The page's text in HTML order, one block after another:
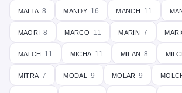
malta 8 mandy 16 manch 11
maori 8 marco 11 marin 7
match 11 micha 11 milan 8
mitra 7 modal 9 molar 9